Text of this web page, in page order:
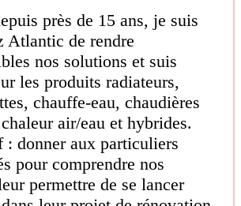
près de 15 ans, je suis
Atlantic de rendre
nos solutions et suis
les produits radiateurs,
chauffe-eau, chaudières
air/eau et hybrides.
donner aux particuliers
pour comprendre nos
permettre de se lancer